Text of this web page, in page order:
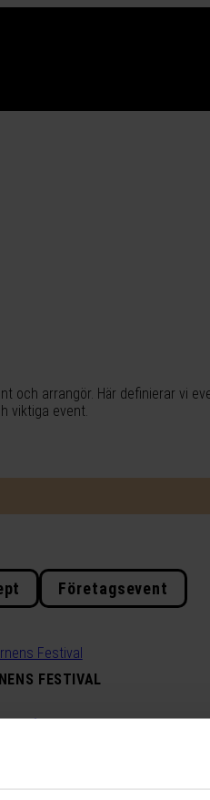
och arrangör. Här definierar vi
viktiga event.
Företagsevent
FESTIVAL